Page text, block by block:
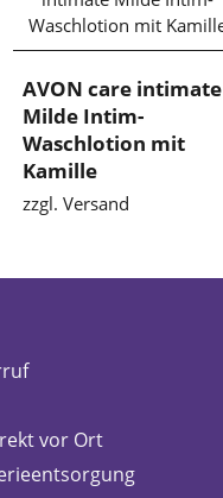
AVON care intimate
Milde Intim-
Waschlotion mit
Kamille
zzgl. Versand
vor Ort